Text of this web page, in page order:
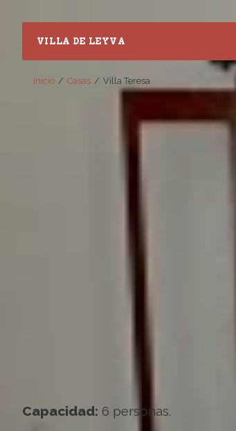
VILLA DE LEYVA
Inicio Casas Villa Teresa
Capacidad: 6 personas.